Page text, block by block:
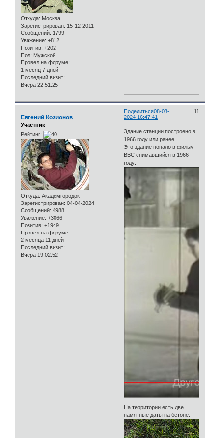
Откуда: Москва
Зарегистрирован: 15-12-2011
Сообщений: 1799
Уважение: +812
Позитив: +202
Пол: Мужской
Провел на форуме:
1 месяц 7 дней
Последний визит:
Вчера 22:51:25
Поделиться 11
08-08-
2024 16:47:41
Евгений Козионов
Участник
Рейтинг:
Откуда: Академгородок
Зарегистрирован: 04-04-2024
Сообщений: 4988
Уважение: +3066
Позитив: +1949
Провел на форуме:
2 месяца 11 дней
Последний визит:
Вчера 19:02:52
Здание станции построено в
1966 году или ранее.
Это здание попало в фильм
ВВС снимавшийся в 1966
году:
На территории есть две
памятные даты на бетоне: